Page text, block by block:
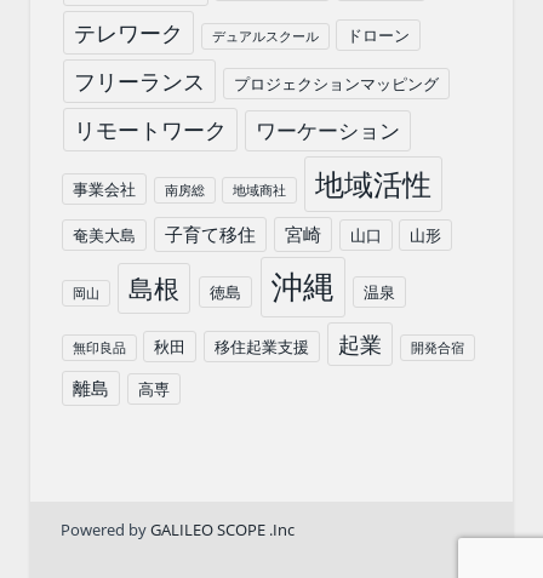
テレワーク デュアルスクール ドローン
フリーランス プロジェクションマッピング
リモートワーク ワーケーション
事業会社 南房総 地域商社 地域活性
奄美大島 子育て移住 宮崎 山口 山形
岡山 島根 徳島 沖縄 温泉
無印良品 秋田 移住起業支援 起業 開発合宿
離島 高専
Powered byGALILEO SCOPE .Inc